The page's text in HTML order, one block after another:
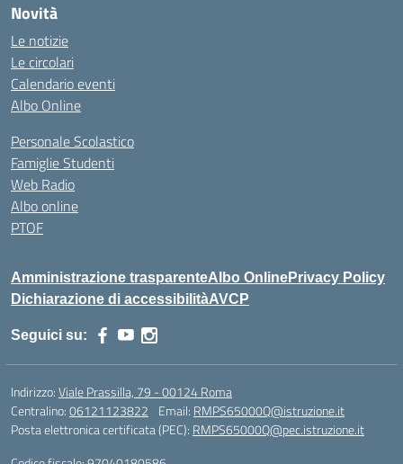
Novità
Le notizie
Le circolari
Calendario eventi
Albo Online
Personale Scolastico
Famiglie Studenti
Web Radio
Albo online
PTOF
Amministrazione trasparenteAlbo OnlinePrivacy Policy
Dichiarazione di accessibilitàAVCP
Seguici su:
Indirizzo:Viale Prassilla, 79 - 00124 Roma
Centralino:06121123822 Email: RMPS65000Q@istruzione.it
Posta elettronica certificata (PEC): RMPS65000Q@pec.istruzione.it